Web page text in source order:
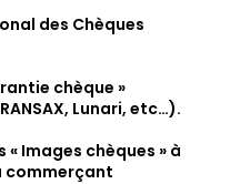
des Chèques
chèque »
Lunari, etc…).
Images chèques » à
commerçant